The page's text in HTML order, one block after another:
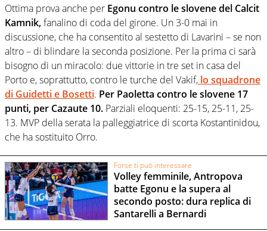
Ottima prova anche per Egonu contro le slovene del Calcit
Kamnik,fanalino di coda del girone. Un 3-0 mai in
discussione, che ha consentito al sestetto di Lavarini – se non
altro – di blindare la seconda posizione. Per la prima ci sarà
bisogno di un miracolo: due vittorie in tre set in casa del
Porto e, soprattutto, contro le turche del Vakif, lo squadrone
di Guidetti e Bosetti. Per Paoletta contro le slovene 17
punti, per Cazaute 10. Parziali eloquenti: 25-15, 25-11, 25-
13. MVP della serata la palleggiatrice di scorta Kostantinidou,
che ha sostituito Orro.
Forse ti può interessare
Volley femminile, Antropova
batte Egonu e la supera al
secondo posto: dura replica di
Santarelli a Bernardi